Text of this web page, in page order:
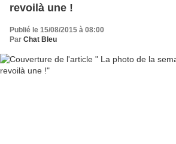
revoilà une !
Publié le 15/08/2015 à 08:00
Par Chat Bleu